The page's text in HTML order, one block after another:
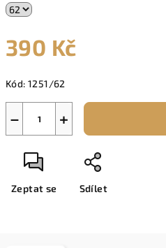
390 Kč
cena:
Kód: 1251/62
+
−
Zeptat se Sdílet